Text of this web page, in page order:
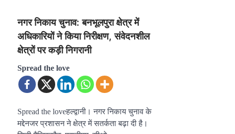
नगर निकाय चुनाव: बनभूलपुरा क्षेत्र में
अधिकारियों ने किया निरीक्षण, संवेदनशील
क्षेत्रों पर कड़ी निगरानी
Spread the love
Spread the loveहल्द्वानी। नगर निकाय चुनाव के
मद्देनजर प्रशासन ने क्षेत्र में सतर्कता बढ़ा दी है।